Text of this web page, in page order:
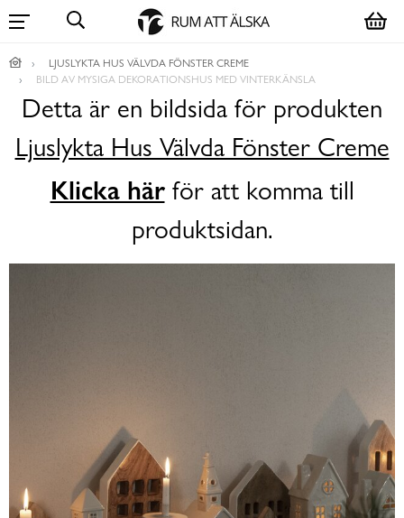
LJUSLYKTA HUS VÄLVDA FÖNSTER CREME
BILD AV MYSIGA DEKORATIONSHUS MED VINTERKÄNSLA
Detta är en bildsida för produkten
Ljuslykta Hus Välvda Fönster Creme
Klicka härför att komma till
produktsidan.